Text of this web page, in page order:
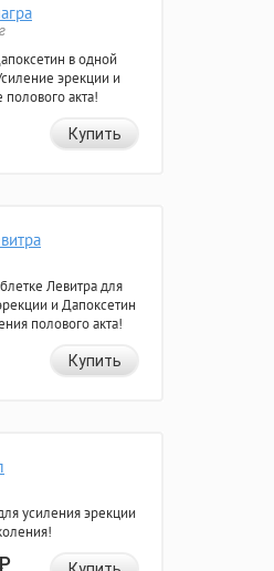
в одной
эрекции и
акта!
Купить
Левитра для
и Дапоксетин
полового акта!
Купить
усиления эрекции
Р